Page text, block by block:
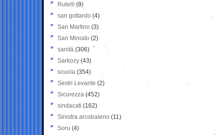
Rutelli (9)
san gottardo (4)
San Martino (3)
San Miniato (2)
sanità (306)
Sarkozy (43)
scuola (354)
Sestri Levante (2)
Sicurezza (452)
sindacati (162)
Sinistra arcobaleno (11)
Soru (4)